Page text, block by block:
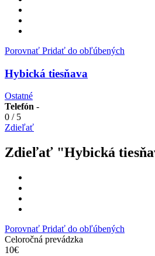
Porovnať Pridať do obľúbených
Hybická tiesňava
Ostatné
Telefón -
0 /5
Zdieľať
Zdieľať "Hybická
Porovnať Pridať do obľúbených
Celoročná prevádzka
10€